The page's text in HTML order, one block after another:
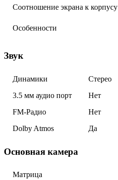
Соотношение экрана к корпусу
Особенности
Звук
Динамики
Стерео
3.5 мм аудио порт
Нет
FM-Радио
Нет
Dolby Atmos
Да
Основная камера
Матрица